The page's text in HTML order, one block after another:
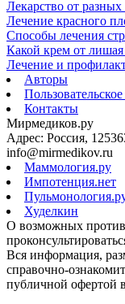
Лекарство от
Лечение красного
Способы лечения
Какой крем от
Лечение и
Авторы
Контакты
Мирмедиков.ру
Адрес: Россия,
info@mirmedikov.ru
Маммология.ру
Импотенция.нет
Худелкин
О возможных
Вся информация,
справочно-
публичной офертой